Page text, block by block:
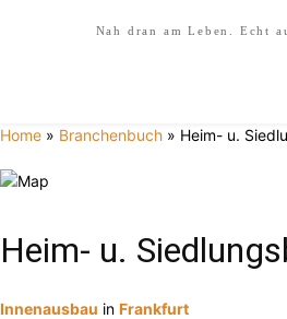
Nah dran am Leben. Echt
Home » Branchenbuch » Heim- u.
Heim- u.
Innenausbau in Frankfurt